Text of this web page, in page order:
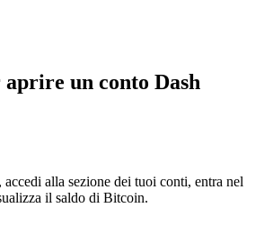
aprire un conto Dash
alla sezione dei tuoi conti, entra nel
il saldo di Bitcoin.